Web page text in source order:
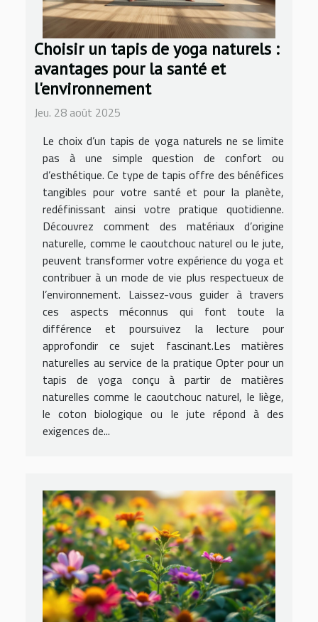
Choisir un tapis de yoga naturels :
avantages pour la santé et
l'environnement
Jeu. 28 août 2025
Le choix d’un tapis de yoga naturels ne se limite
pas à une simple question de confort ou
d’esthétique. Ce type de tapis offre des bénéfices
tangibles pour votre santé et pour la planète,
redéfinissant ainsi votre pratique quotidienne.
Découvrez comment des matériaux d’origine
naturelle, comme le caoutchouc naturel ou le jute,
peuvent transformer votre expérience du yoga et
contribuer à un mode de vie plus respectueux de
l’environnement. Laissez-vous guider à travers
ces aspects méconnus qui font toute la
différence et poursuivez la lecture pour
approfondir ce sujet fascinant.Les matières
naturelles au service de la pratique Opter pour un
tapis de yoga conçu à partir de matières
naturelles comme le caoutchouc naturel, le liège,
le coton biologique ou le jute répond à des
exigences de...